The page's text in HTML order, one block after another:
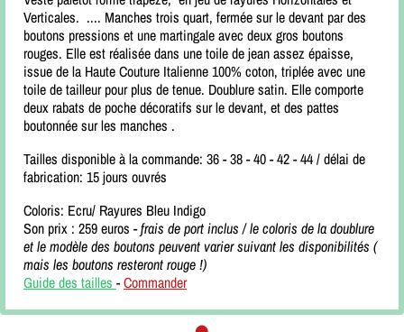
Verticales. .... Manches trois quart, fermée sur le devant par des
boutons pressions et une martingale avec deux gros boutons
rouges. Elle est réalisée dans une toile de jean assez épaisse,
issue de la Haute Couture Italienne 100% coton, triplée avec une
toile de tailleur pour plus de tenue. Doublure satin. Elle comporte
deux rabats de poche décoratifs sur le devant, et des pattes
boutonnée sur les manches .
Tailles disponible à la commande: 36 - 38 - 40 - 42 - 44 / délai de
fabrication: 15 jours ouvrés
Coloris: Ecru/ Rayures Bleu Indigo
Son prix : 259 euros -frais de port inclus / le coloris de la doublure
et le modèle des boutons peuvent varier suivant les disponibilités (
mais les boutons resteront rouge !)
Guide des tailles -Commander